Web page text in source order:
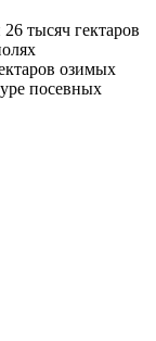
тысяч гектаров
озимых
посевных